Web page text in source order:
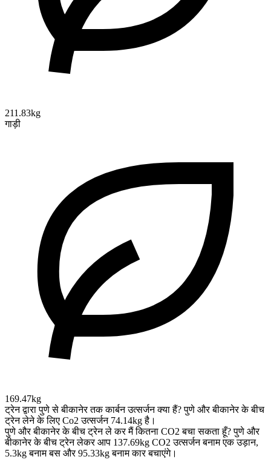
211.83kg
गाड़ी
169.47kg
ट्रेन द्वारा पुणे से बीकानेर तक कार्बन उत्सर्जन क्या हैं? पुणे और बीकानेर के बीच
ट्रेन लेने के लिए Co2 उत्सर्जन 74.14kg है।
पुणे और बीकानेर के बीच ट्रेन ले कर मैं कितना CO2 बचा सकता हूँ? पुणे और
बीकानेर के बीच ट्रेन लेकर आप 137.69kg CO2 उत्सर्जन बनाम एक उड़ान,
5.3kg बनाम बस और 95.33kg बनाम कार बचाएंगे।